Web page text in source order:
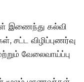
இணைந்து கல்வி
சட்ட விழிப்புணர்வு
வேலைவாய்ப்பு